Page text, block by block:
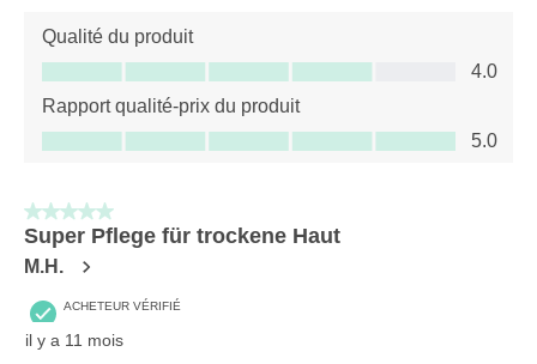
Qualité du produit
Qualité du produit, 4.0 sur 5
4.0
Rapport qualité-prix du produit
Rapport qualité-prix du produit, 5.0 sur 5
5.0
5 sur 5 étoiles.
Super Pflege für trockene Haut
M.H.
ACHETEUR VÉRIFIÉ
il y a 11 mois